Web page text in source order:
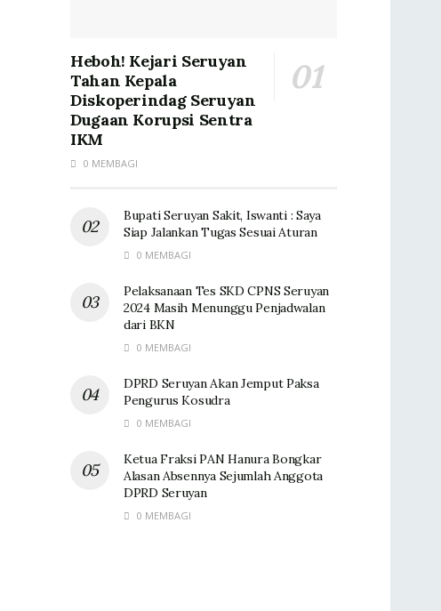
Heboh! Kejari Seruyan
Tahan Kepala
Diskoperindag Seruyan
Dugaan Korupsi Sentra
IKM
0 MEMBAGI
Bupati Seruyan Sakit, Iswanti : Saya
Siap Jalankan Tugas Sesuai Aturan
0 MEMBAGI
Pelaksanaan Tes SKD CPNS Seruyan
2024 Masih Menunggu Penjadwalan
dari BKN
0 MEMBAGI
DPRD Seruyan Akan Jemput Paksa
Pengurus Kosudra
0 MEMBAGI
Ketua Fraksi PAN Hanura Bongkar
Alasan Absennya Sejumlah Anggota
DPRD Seruyan
0 MEMBAGI